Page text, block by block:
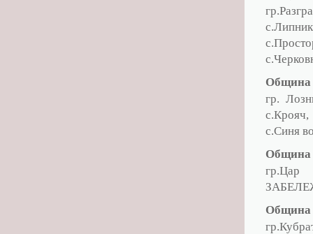
Община
гр.
с.Синя
Община
гр.Цар
Община